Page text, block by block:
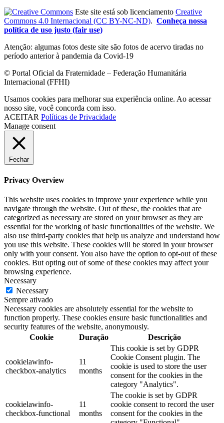
Este site está sob licenciamento Creative
Commons 4.0 Internacional (CC BY-NC-ND). Conheça nossa
política de uso justo (fair use)
Atenção: algumas fotos deste site são fotos de acervo tiradas no
período anterior à pandemia da Covid-19
© Portal Oficial da Fraternidade – Federação Humanitária
Internacional (FFHI)
Usamos cookies para melhorar sua experiência online. Ao acessar
nosso site, você concorda com isso.
ACEITAR Políticas de Privacidade
Manage consent
Fechar
Privacy Overview
This website uses cookies to improve your experience while you
navigate through the website. Out of these, the cookies that are
categorized as necessary are stored on your browser as they are
essential for the working of basic functionalities of the website. We
also use third-party cookies that help us analyze and understand how
you use this website. These cookies will be stored in your browser
only with your consent. You also have the option to opt-out of these
cookies. But opting out of some of these cookies may affect your
browsing experience.
Necessary
Necessary
Sempre ativado
Necessary cookies are absolutely essential for the website to
function properly. These cookies ensure basic functionalities and
security features of the website, anonymously.
Cookie
Duração Descrição
cookielawinfo-
checkbox-analytics
11
months
This cookie is set by GDPR
Cookie Consent plugin. The
cookie is used to store the user
consent for the cookies in the
category "Analytics".
cookielawinfo-
checkbox-functional
11
months
The cookie is set by GDPR
cookie consent to record the user
consent for the cookies in the